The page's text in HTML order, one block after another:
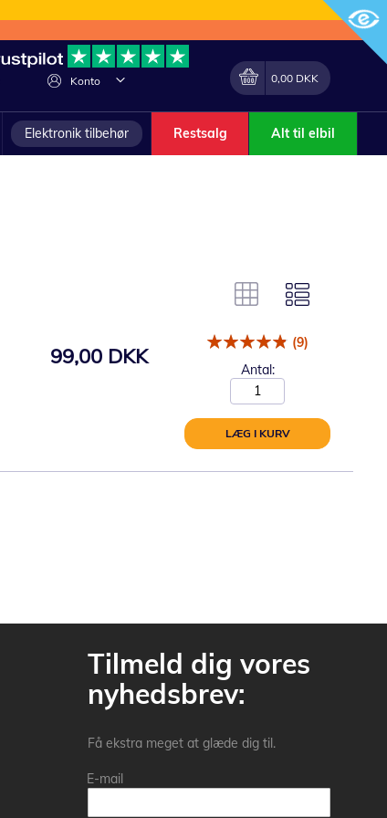
Konto
Lave
Min indkøbskurv
0,00 DKK
Elektronik tilbehør Restsalg Alt til elbil
99,00 DKK
(9)
Antal:
LÆG I KURV
Tilmeld dig vores
nyhedsbrev:
Få ekstra meget at glæde dig til.
E-mail